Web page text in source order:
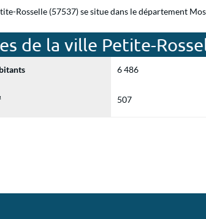
Rosselle (57537) se situe dans le département
de la ville Petite-
6 486
507